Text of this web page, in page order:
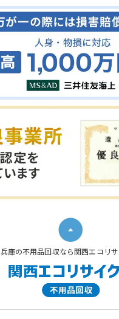
兵庫の不用品回収なら関西エコリ